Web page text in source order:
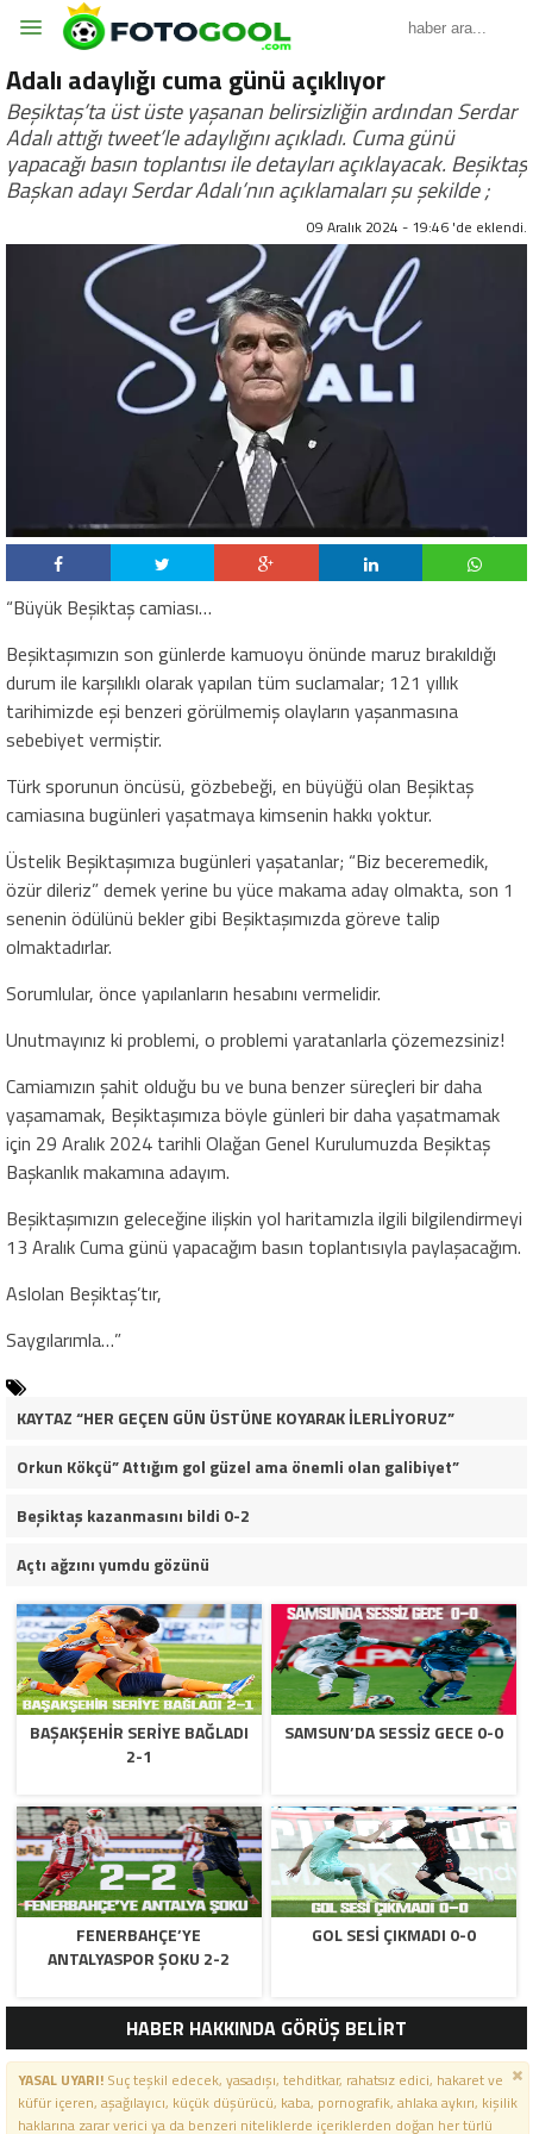
Adalı adaylığı cuma günü açıklıyor
Beşiktaş’ta üst üste yaşanan belirsizliğin ardından Serdar
Adalı attığı tweet’le adaylığını açıkladı. Cuma günü
yapacağı basın toplantısı ile detayları açıklayacak. Beşiktaş
Başkan adayı Serdar Adalı’nın açıklamaları şu şekilde ;
09 Aralık 2024 - 19:46 'de eklendi.
“Büyük Beşiktaş camiası…
Beşiktaşımızın son günlerde kamuoyu önünde maruz bırakıldığı
durum ile karşılıklı olarak yapılan tüm suclamalar; 121 yıllık
tarihimizde eşi benzeri görülmemiş olayların yaşanmasına
sebebiyet vermiştir.
Türk sporunun öncüsü, gözbebeği, en büyüğü olan Beşiktaş
camiasına bugünleri yaşatmaya kimsenin hakkı yoktur.
Üstelik Beşiktaşımıza bugünleri yaşatanlar; “Biz beceremedik,
özür dileriz” demek yerine bu yüce makama aday olmakta, son 1
senenin ödülünü bekler gibi Beşiktaşımızda göreve talip
olmaktadırlar.
Sorumlular, önce yapılanların hesabını vermelidir.
Unutmayınız ki problemi, o problemi yaratanlarla çözemezsiniz!
Camiamızın şahit olduğu bu ve buna benzer süreçleri bir daha
yaşamamak, Beşiktaşımıza böyle günleri bir daha yaşatmamak
için 29 Aralık 2024 tarihli Olağan Genel Kurulumuzda Beşiktaş
Başkanlık makamına adayım.
Beşiktaşımızın geleceğine ilişkin yol haritamızla ilgili bilgilendirmeyi
13 Aralık Cuma günü yapacağım basın toplantısıyla paylaşacağım.
Aslolan Beşiktaş’tır,
Saygılarımla…”
KAYTAZ “HER GEÇEN GÜN ÜSTÜNE KOYARAK İLERLİYORUZ”
Orkun Kökçü” Attığım gol güzel ama önemli olan galibiyet”
Beşiktaş kazanmasını bildi 0-2
Açtı ağzını yumdu gözünü
BAŞAKŞEHİR SERİYE BAĞLADI
2-1
SAMSUN’DA SESSIZ GECE 0-0
FENERBAHÇE’YE
ANTALYASPOR ŞOKU 2-2
GOL SESI ÇIKMADI 0-0
HABER HAKKINDA GÖRÜŞ BELİRT
YASAL UYARI!Suç teşkil edecek, yasadışı, tehditkar, rahatsız edici, hakaret ve
küfür içeren, aşağılayıcı, küçük düşürücü, kaba, pornografik, ahlaka aykırı, kişilik
haklarına zarar verici ya da benzeri niteliklerde içeriklerden doğan her türlü